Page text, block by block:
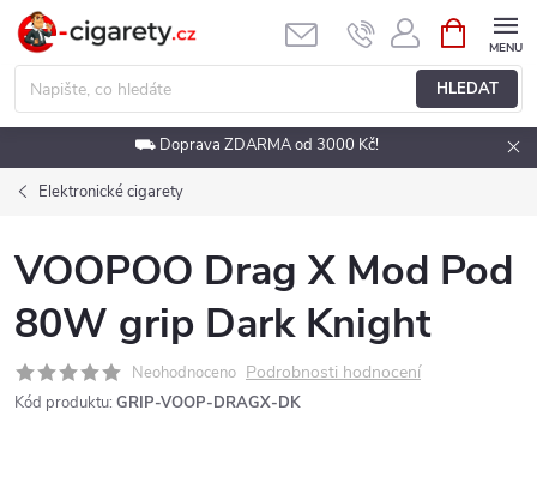
Přejít
obsah
HLEDAT
NÁKUPNÍ
KOŠÍK
⛟ Doprava ZDARMA od 3000 Kč!
Elektronické cigarety
VOOPOO Drag X Mod Pod
80W grip Dark Knight
Neohodnoceno Podrobnosti hodnocení
Kód produktu: GRIP-VOOP-DRAGX-DK